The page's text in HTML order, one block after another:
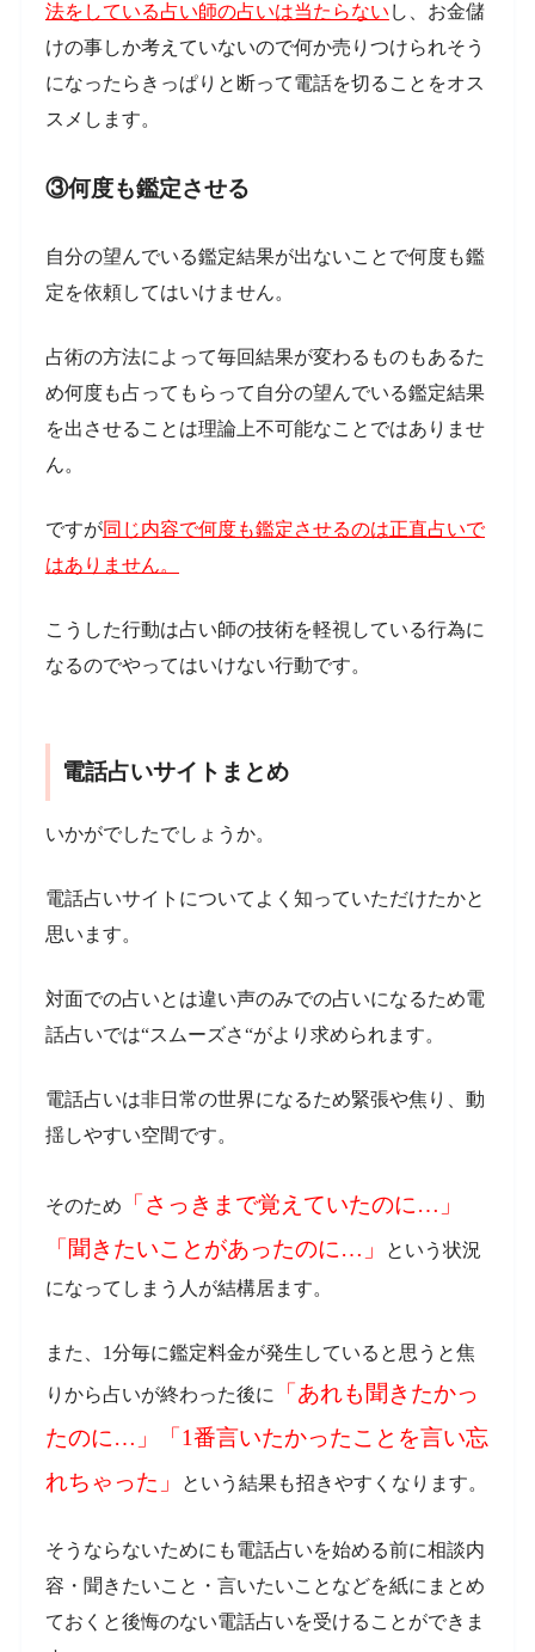
法をしている占い師の占いは当たらない し、お金儲
けの事しか考えていないので何か売りつけられそう
になったらきっぱりと断って電話を切ることをオス
スメします。
③何度も鑑定させる
自分の望んでいる鑑定結果が出ないことで何度も鑑
定を依頼してはいけません。
占術の方法によって毎回結果が変わるものもあるた
め何度も占ってもらって自分の望んでいる鑑定結果
を出させることは理論上不可能なことではありませ
ん。
ですが同じ内容で何度も鑑定させるのは正直占いで
はありません。
こうした行動は占い師の技術を軽視している行為に
なるのでやってはいけない行動です。
電話占いサイトまとめ
いかがでしたでしょうか。
電話占いサイトについてよく知っていただけたかと
思います。
対面での占いとは違い声のみでの占いになるため電
話占いでは“スムーズさ“がより求められます。
電話占いは非日常の世界になるため緊張や焦り、動
揺しやすい空間です。
そのため
「さっきまで覚えていたのに…」
「聞きたいことがあったのに…」
という状況
になってしまう人が結構居ます。
また、1分毎に鑑定料金が発生していると思うと焦
りから占いが終わった後に
「あれも聞きたかっ
たのに…」「1番言いたかったことを言い忘
れちゃった」
という結果も招きやすくなります。
そうならないためにも電話占いを始める前に相談内
容・聞きたいこと・言いたいことなどを紙にまとめ
ておくと後悔のない電話占いを受けることができま